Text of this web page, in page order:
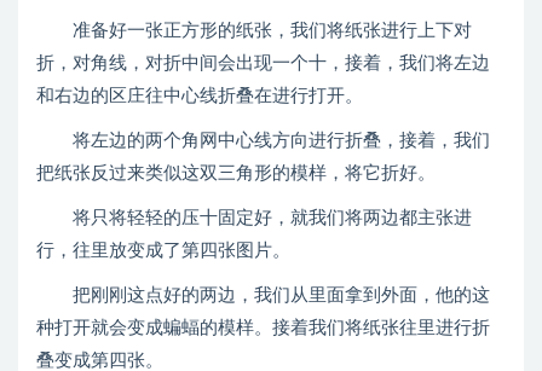
准备好一张正方形的纸张，我们将纸张进行上下对
折，对角线，对折中间会出现一个十，接着，我们将左边
和右边的区庄往中心线折叠在进行打开。
将左边的两个角网中心线方向进行折叠，接着，我们
把纸张反过来类似这双三角形的模样，将它折好。
将只将轻轻的压十固定好，就我们将两边都主张进
行，往里放变成了第四张图片。
把刚刚这点好的两边，我们从里面拿到外面，他的这
种打开就会变成蝙蝠的模样。接着我们将纸张往里进行折
叠变成第四张。